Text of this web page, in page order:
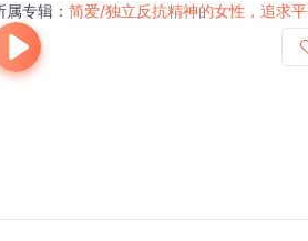
属专辑： 简爱/独立反抗精神的女性，追求